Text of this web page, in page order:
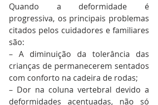
Quando a deformidade é
progressiva, os principais problemas
citados pelos cuidadores e familiares
são:
– A diminuição da tolerância das
crianças de permanecerem sentados
com conforto na cadeira de rodas;
– Dor na coluna vertebral devido a
deformidades acentuadas, não só